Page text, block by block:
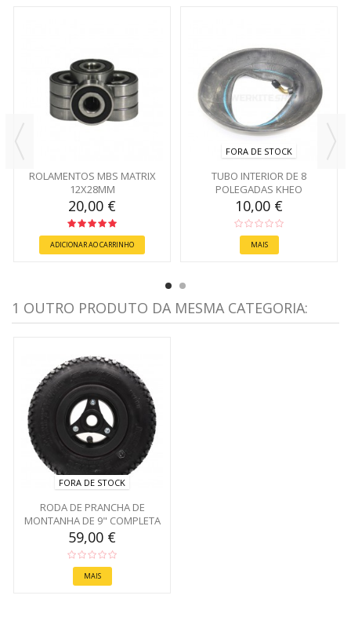
ROLAMENTOS MBS MATRIX
12X28MM
20,00 €
ADICIONAR AO CARRINHO
FORA DE STOCK
TUBO INTERIOR DE 8
POLEGADAS KHEO
10,00 €
MAIS
1 OUTRO PRODUTO DA MESMA CATEGORIA:
FORA DE STOCK
RODA DE PRANCHA DE
MONTANHA DE 9" COMPLETA
59,00 €
MAIS